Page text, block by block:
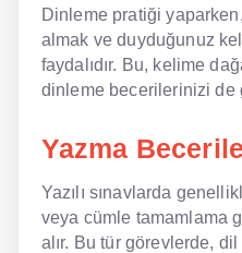
Dinleme pratiği
almak ve duyduğunuz
faydalıdır. Bu, kelime
dinleme becerilerinizi de
Yazma
Yazılı sınavlarda
veya cümle tamamlama
alır. Bu tür görevlerde,